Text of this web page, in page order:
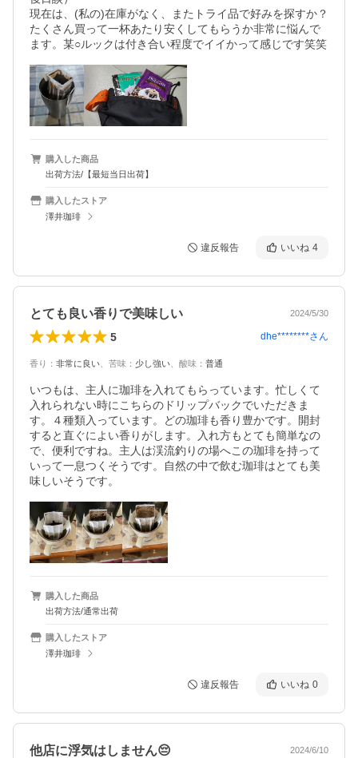
現在は、(私の)在庫がなく、またトライ品で好みを探すか？
たくさん買って一杯あたり安くしてもらうか非常に悩んで
ます。某○ルックは付き合い程度でイイかって感じです笑笑
購入した商品
出荷方法/【最短当日出荷】
購入したストア
澤井珈琲
違反報告 いいね 4
とても良い香りで美味しい 2024/5/30
5 dhe********さん
香り ： 非常に良い 苦味 ： 少し強い 酸味 ： 普通
いつもは、主人に珈琲を入れてもらっています。忙しくて
入れられない時にこちらのドリップバックでいただきま
す。４種類入っています。どの珈琲も香り豊かです。開封
すると直ぐによい香りがします。入れ方もとても簡単なの
で、便利ですね。主人は渓流釣りの場へこの珈琲を持って
いって一息つくそうです。自然の中で飲む珈琲はとても美
味しいそうです。
購入した商品
出荷方法/通常出荷
購入したストア
澤井珈琲
違反報告 いいね 0
他店に浮気はしません😔 2024/6/10